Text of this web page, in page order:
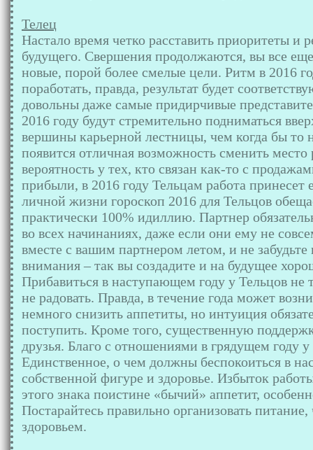
Телец
Настало время четко расставить приоритеты
будущего. Свершения продолжаются, вы все
новые, порой более смелые цели. Ритм в 2016
поработать, правда, результат будет
довольны даже самые придирчивые
2016 году будут стремительно подниматься
вершины карьерной лестницы, чем когда бы
появится отличная возможность сменить
вероятность у тех, кто связан как-то с
прибыли, в 2016 году Тельцам работа принесет
личной жизни гороскоп 2016 для Тельцов
практически 100% идиллию. Партнер
во всех начинаниях, даже если они ему не
вместе с вашим партнером летом, и не забудьте
внимания – так вы создадите и на будущее
Прибавиться в наступающем году у Тельцов не
не радовать. Правда, в течение года может
немного снизить аппетиты, но интуиция
поступить. Кроме того, существенную
друзья. Благо с отношениями в грядущем году
Единственное, о чем должны беспокоиться в
собственной фигуре и здоровье. Избыток
этого знака поистине «бычий» аппетит,
Постарайтесь правильно организовать
здоровьем.